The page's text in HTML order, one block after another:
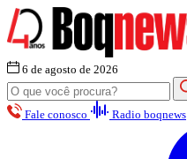
6 de agosto de 2026
Fale conosco Radio boqnews